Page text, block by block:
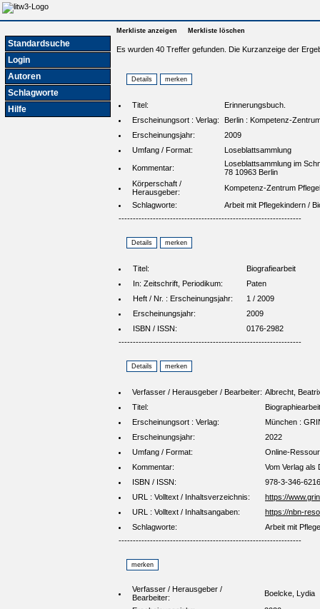
Standardsuche
Login
Autoren
Schlagworte
Hilfe
Merkliste anzeigen Merkliste löschen
Es wurden 40 Treffer gefunden. Die Kurzanzeige der
Titel:
Erinnerungsbuch.
Erscheinungsort : Verlag:
Berlin : Kompetenz-
Erscheinungsjahr:
2009
Umfang / Format:
Loseblattsammlung
Kommentar:
Loseblattsammlung im
78 10963 Berlin
Körperschaft /
Herausgeber:
Kompetenz-Zentrum
Schlagworte:
Arbeit mit Pflegekindern /
----------------------------------------------------------------
Titel:
Biografiearbeit
In: Zeitschrift, Periodikum:
Paten
Heft / Nr. : Erscheinungsjahr:
1 / 2009
Erscheinungsjahr:
2009
ISBN / ISSN:
0176-2982
----------------------------------------------------------------
Verfasser / Herausgeber / Bearbeiter: Albrecht,
Titel:
Erscheinungsort : Verlag:
München :
Erscheinungsjahr:
2022
Umfang / Format:
Online-
Kommentar:
Vom Verlag als
ISBN / ISSN:
978-3-346-
URL : Volltext / Inhaltsverzeichnis:
https://
URL : Volltext / Inhaltsangaben:
https://nbn-
Schlagworte:
Arbeit mit
----------------------------------------------------------------
Verfasser / Herausgeber /
Bearbeiter:
Boelcke, Lydia